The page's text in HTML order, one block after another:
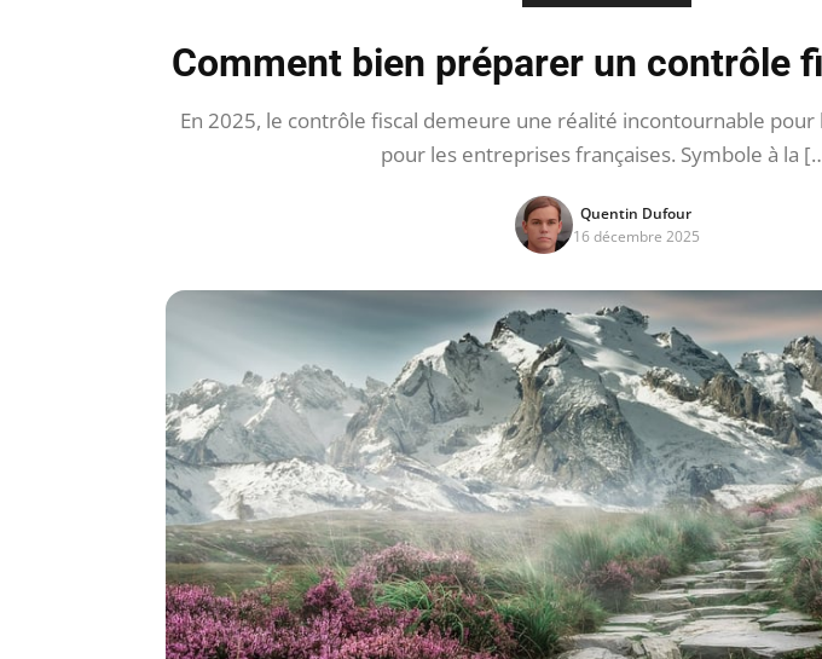
Comment bien préparer un contrôle
En 2025, le contrôle fiscal demeure une réalité incontournable
pour les entreprises françaises. Symbole à la
Quentin Dufour
16 décembre 2025